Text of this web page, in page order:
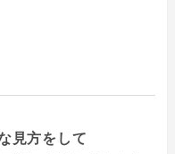
見方をして